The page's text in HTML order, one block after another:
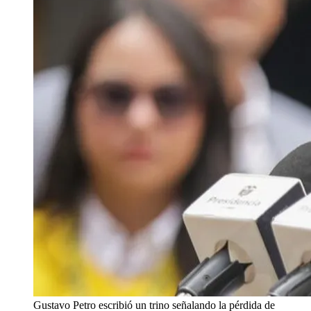
Gustavo Petro escribió un trino señalando la pérdida de